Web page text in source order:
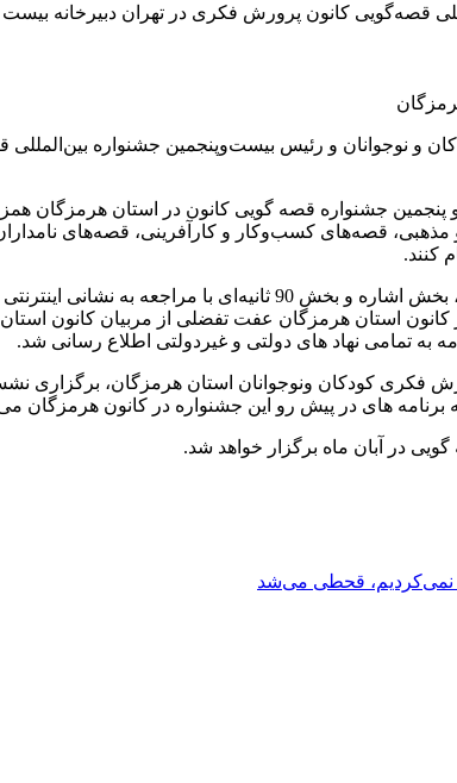
قصه‌گویی کانون پرورش فکری در تهران دبیرخانه
نوجوانان و رئیس بیست‌وپنجمین جشنواره بین‌المللی
جشنواره قصه گویی کانون در استان هرمزگان
قصه‌های کسب‌وکار و کارآفرینی، قصه‌های
کنند.
مراجعه به نشانی اینترنتی
کانون استان هرمزگان عفت تفضلی از مربیان کانون
تمامی نهاد های دولتی و غیردولتی اطلاع رسانی شد.
فکری کودکان ونوجوانان استان هرمزگان،
برنامه های در پیش رو این جشنواره در کانون هرمزگان
در آبان ماه برگزار خواهد شد.
نمی‌کردیم، قحطی می‌شد